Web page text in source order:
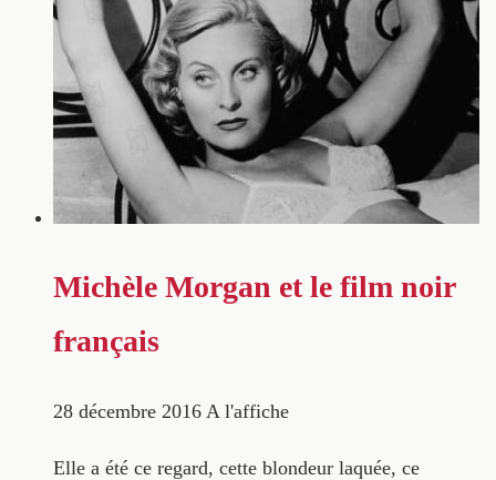
Michèle Morgan et le film noir
français
28 décembre 2016 A l'affiche
Elle a été ce regard, cette blondeur laquée, ce